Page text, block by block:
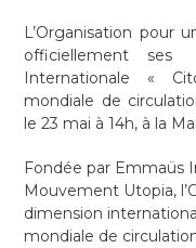
L’Organisation pour
officiellement
Internationale «
mondiale de
le 23 mai à 14h, à la
Fondée par Emmaüs
Mouvement Utopia,
dimension
mondiale de